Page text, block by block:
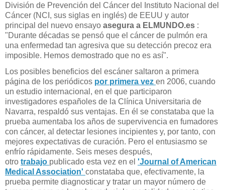
División de Prevención del Cáncer del Instituto Nacional del
Cáncer (NCI, sus siglas en inglés) de EEUU y autor
principal del nuevo ensayo asegura a ELMUNDO.es :
"Durante décadas se pensó que el cáncer de pulmón era
una enfermedad tan agresiva que su detección precoz era
imposible. Hemos demostrado que no es así".
Los posibles beneficios del escáner saltaron a primera
página de los periódicos por primera vez en 2006, cuando
un estudio internacional, en el que participaron
investigadores españoles de la Clínica Universitaria de
Navarra, respaldó sus ventajas. En él se constataba que la
prueba aumentaba los años de supervivencia en fumadores
con cáncer, al detectar lesiones incipientes y, por tanto, con
mejores expectativas de curación. Pero el entusiasmo se
enfrío rápidamente. Seis meses después,
otro trabajo publicado esta vez en el 'Journal of American
Medical Association' constataba que, efectivamente, la
prueba permite diagnosticar y tratar un mayor número de